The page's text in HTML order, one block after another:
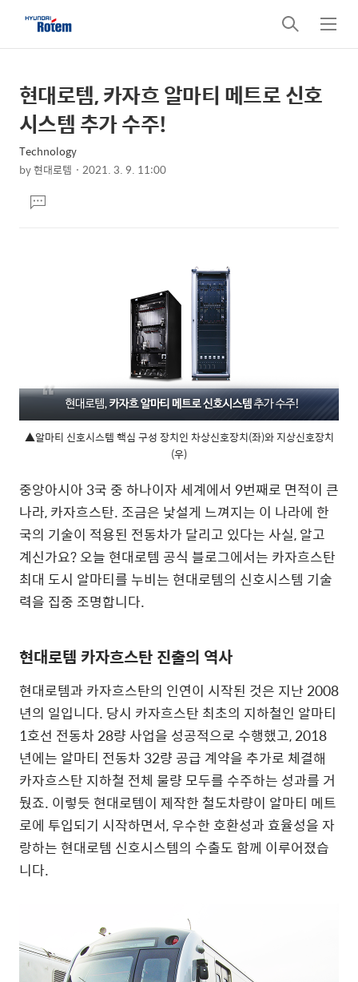
검
색
메
뉴
상
세
텐
본
문
제
목
현대로템, 카자흐 알마티 메트로 신호
시스템 추가 수주!
Technology
by현대로템 2021. 3. 9. 11:00
문댓
글
▲알마티 신호시스템 핵심 구성 장치인 차상신호장치(좌)와 지상신호장치
(우)
중앙아시아 3국 중 하나이자 세계에서 9번째로 면적이 큰
나라, 카자흐스탄. 조금은 낯설게 느껴지는 이 나라에 한
국의 기술이 적용된 전동차가 달리고 있다는 사실, 알고
계신가요? 오늘 현대로템 공식 블로그에서는 카자흐스탄
최대 도시 알마티를 누비는 현대로템의 신호시스템 기술
력을 집중 조명합니다.
현대로템 카자흐스탄 진출의 역사
현대로템과 카자흐스탄의 인연이 시작된 것은 지난 2008
년의 일입니다. 당시 카자흐스탄 최초의 지하철인 알마티
1호선 전동차 28량 사업을 성공적으로 수행했고, 2018
년에는 알마티 전동차 32량 공급 계약을 추가로 체결해
카자흐스탄 지하철 전체 물량 모두를 수주하는 성과를 거
뒀죠. 이렇듯 현대로템이 제작한 철도차량이 알마티 메트
로에 투입되기 시작하면서, 우수한 호환성과 효율성을 자
랑하는 현대로템 신호시스템의 수출도 함께 이루어졌습
니다.